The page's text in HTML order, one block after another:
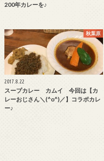
200年カレーを♪
秋葉原
2017.8.22
スープカレー カムイ 今回は【カ
レーおじさん＼(^o^)／】コラボカレ
ー♪